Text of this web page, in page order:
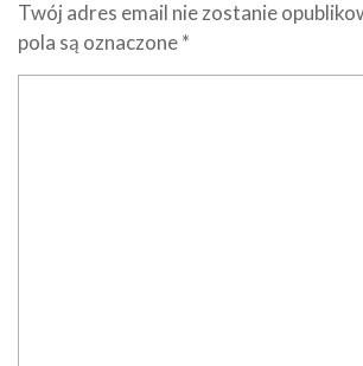
Twój adres email nie zostanie
pola są oznaczone*